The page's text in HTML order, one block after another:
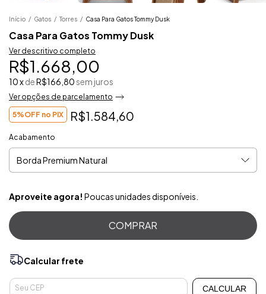
Início / Gatos / Torres / Casa Para Gatos Tommy Dusk
Casa Para Gatos Tommy Dusk
Ver descritivo completo
R$1.668,00
10xdeR$166,80sem juros
Ver opções de parcelamento
5%OFF no PIX R$1.584,60
Acabamento
Aproveite agora! Poucas unidades disponíveis.
Calcular frete
Entregas para o CEP: Alterar CEP
CALCULAR